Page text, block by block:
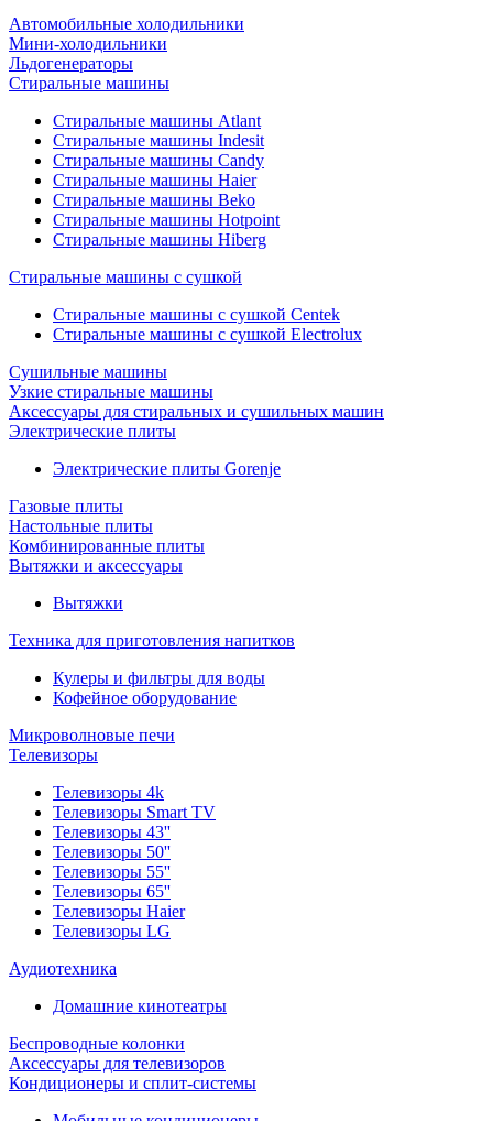
Автомобильные холодильники
Мини-холодильники
Льдогенераторы
Стиральные машины
Стиральные машины Atlant
Стиральные машины Indesit
Стиральные машины Candy
Стиральные машины Haier
Стиральные машины Beko
Стиральные машины Hotpoint
Стиральные машины Hiberg
Стиральные машины с сушкой
Стиральные машины с сушкой Centek
Стиральные машины с сушкой Electrolux
Сушильные машины
Узкие стиральные машины
Аксессуары для стиральных и сушильных машин
Электрические плиты
Электрические плиты Gorenje
Газовые плиты
Настольные плиты
Комбинированные плиты
Вытяжки и аксессуары
Вытяжки
Техника для приготовления напитков
Кулеры и фильтры для воды
Кофейное оборудование
Микроволновые печи
Телевизоры
Телевизоры 4k
Телевизоры Smart TV
Телевизоры 43''
Телевизоры 50''
Телевизоры 55''
Телевизоры 65''
Телевизоры Haier
Телевизоры LG
Аудиотехника
Домашние кинотеатры
Беспроводные колонки
Аксессуары для телевизоров
Кондиционеры и сплит-системы